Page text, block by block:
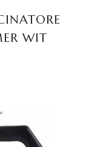
WIT